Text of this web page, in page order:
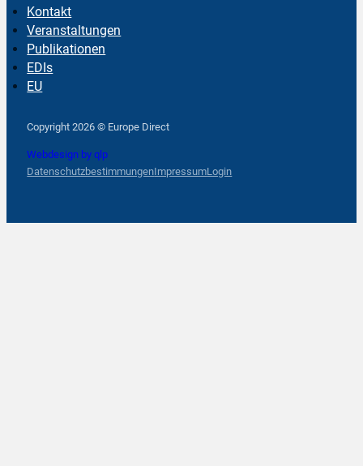
Kontakt
Veranstaltungen
Publikationen
EDIs
EU
Copyright 2026 © Europe Direct
Webdesign by qlp
DatenschutzbestimmungenImpressumLogin